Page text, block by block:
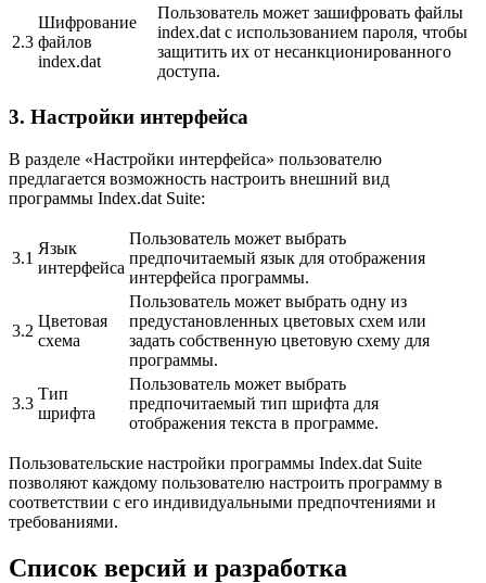
2.3
Шифрование
файлов
index.dat
Пользователь может зашифровать файлы
index.dat с использованием пароля, чтобы
защитить их от несанкционированного
доступа.
3. Настройки интерфейса
В разделе «Настройки интерфейса» пользователю
предлагается возможность настроить внешний вид
программы Index.dat Suite:
3.1
Язык
интерфейса
Пользователь может выбрать
предпочитаемый язык для отображения
интерфейса программы.
3.2
Цветовая
схема
Пользователь может выбрать одну из
предустановленных цветовых схем или
задать собственную цветовую схему для
программы.
3.3
Тип
шрифта
Пользователь может выбрать
предпочитаемый тип шрифта для
отображения текста в программе.
Пользовательские настройки программы Index.dat Suite
позволяют каждому пользователю настроить программу в
соответствии с его индивидуальными предпочтениями и
требованиями.
Список версий и разработка